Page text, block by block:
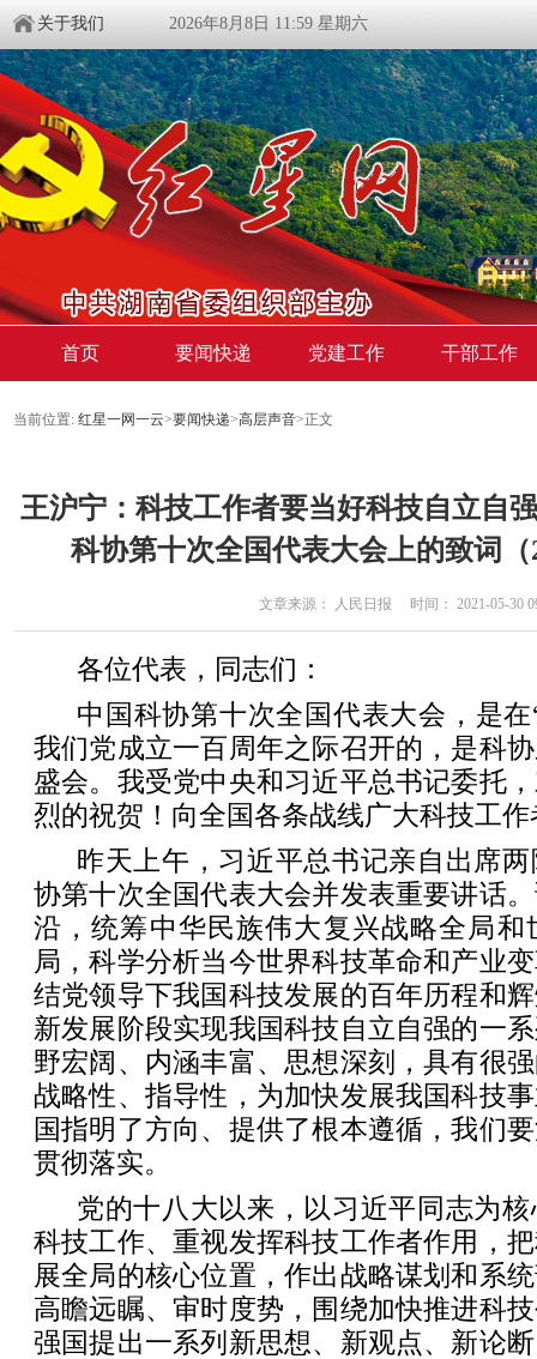
关于我们 2026年8月8日 11:59 星期六
首页 要闻快递 党建工作 干部工作
当前位置: 红星一网一云>要闻快递>高层声音>正文
王沪宁：科技工作者要当好科技自立
科协第十次全国代表大会上的致词（
文章来源： 人民日报 时间： 2021-05-30
各位代表，同志们：
中国科协第十次全国代表大会，是
我们党成立一百周年之际召开的，是科
盛会。我受党中央和习近平总书记委托
烈的祝贺！向全国各条战线广大科技工
昨天上午，习近平总书记亲自出席
协第十次全国代表大会并发表重要讲话
沿，统筹中华民族伟大复兴战略全局和
局，科学分析当今世界科技革命和产业
结党领导下我国科技发展的百年历程和
新发展阶段实现我国科技自立自强的一
野宏阔、内涵丰富、思想深刻，具有很
战略性、指导性，为加快发展我国科技
国指明了方向、提供了根本遵循，我们
贯彻落实。
党的十八大以来，以习近平同志为
科技工作、重视发挥科技工作者作用，
展全局的核心位置，作出战略谋划和系
高瞻远瞩、审时度势，围绕加快推进科
强国提出一系列新思想、新观点、新论